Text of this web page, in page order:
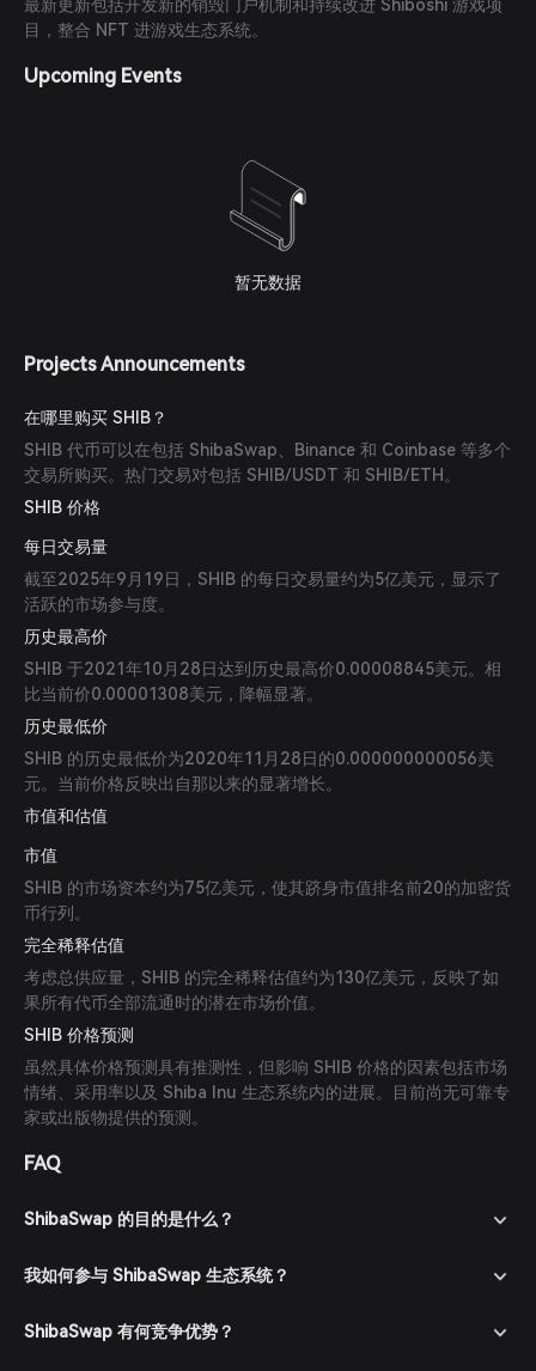
最新更新包括开发新的销毁门户机制和持续改进 Shiboshi 游戏项
目，整合 NFT 进游戏生态系统。
Upcoming Events
暂无数据
Projects Announcements
在哪里购买 SHIB？
SHIB 代币可以在包括 ShibaSwap、Binance 和 Coinbase 等多个
交易所购买。热门交易对包括 SHIB/USDT 和 SHIB/ETH。
SHIB 价格
每日交易量
截至2025年9月19日，SHIB 的每日交易量约为5亿美元，显示了
活跃的市场参与度。
历史最高价
SHIB 于2021年10月28日达到历史最高价0.00008845美元。相
比当前价0.00001308美元，降幅显著。
历史最低价
SHIB 的历史最低价为2020年11月28日的0.000000000056美
元。当前价格反映出自那以来的显著增长。
市值和估值
市值
SHIB 的市场资本约为75亿美元，使其跻身市值排名前20的加密货
币行列。
完全稀释估值
考虑总供应量，SHIB 的完全稀释估值约为130亿美元，反映了如
果所有代币全部流通时的潜在市场价值。
SHIB 价格预测
虽然具体价格预测具有推测性，但影响 SHIB 价格的因素包括市场
情绪、采用率以及 Shiba Inu 生态系统内的进展。目前尚无可靠专
家或出版物提供的预测。
FAQ
ShibaSwap 的目的是什么？
我如何参与 ShibaSwap 生态系统？
ShibaSwap 有何竞争优势？